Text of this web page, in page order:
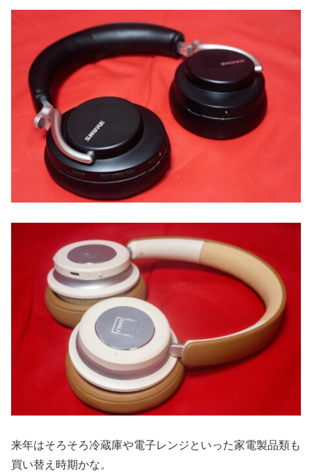
来年はそろそろ冷蔵庫や電子レンジといった家電製品類も
買い替え時期かな。